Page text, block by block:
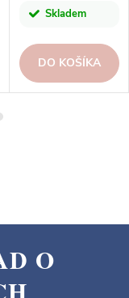
Skladem
DO KOŠÍKA
O